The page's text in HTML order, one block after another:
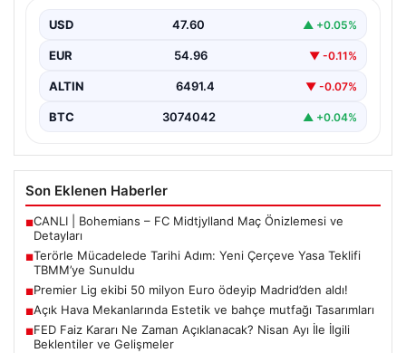
güçlendirmeye yönelik kapsamlı bir hukuki altyapı
oluşturmak…
USD 47.60 ▲ +0.05%
EUR 54.96 ▼ -0.11%
ALTIN 6491.4 ▼ -0.07%
BTC 3074042 ▲ +0.04%
Son Eklenen Haberler
■CANLI | Bohemians – FC Midtjylland Maç Önizlemesi ve
Detayları
■Terörle Mücadelede Tarihi Adım: Yeni Çerçeve Yasa Teklifi
TBMM’ye Sunuldu
■Premier Lig ekibi 50 milyon Euro ödeyip Madrid’den aldı!
■Açık Hava Mekanlarında Estetik ve bahçe mutfağı Tasarımları
■FED Faiz Kararı Ne Zaman Açıklanacak? Nisan Ayı İle İlgili
Beklentiler ve Gelişmeler